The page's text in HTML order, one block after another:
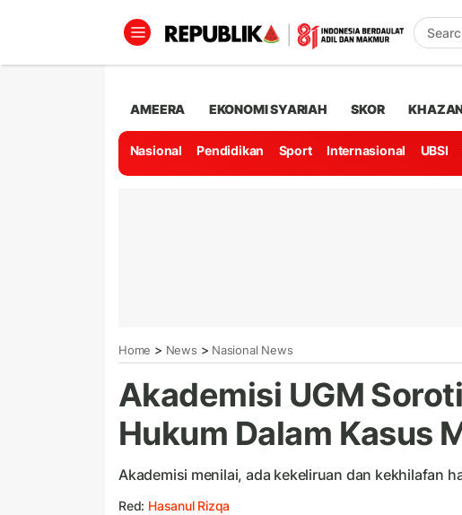
AMEERA EKONOMI SYARIAH SKOR
Nasional Pendidikan Sport Internasional UBSI
Home > News > Nasional News
Akademisi UGM
Hukum Dalam Kasus
Akademisi menilai, ada kekeliruan dan kekhilafan
Red: Hasanul Rizqa